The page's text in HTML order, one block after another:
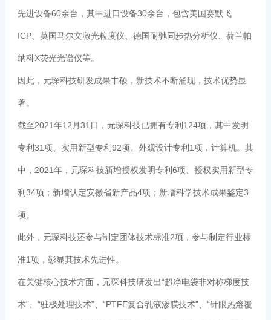
先进设备60余台，其中进口设备30余台，包含美国赛默飞
ICP、英国马尔文激光粒度仪、德国耐驰同步热分析仪、荷兰帕
纳科X荧光光谱仪等。
因此，元琛科技研发成果丰硕，新技术不断涌现，技术优势显
著。
截至2021年12月31日，元琛科技已拥有专利124项，其中发明
专利31项、实用新型专利92项、外观设计专利1项，计算机。其
中，2021年，元琛科技新增授权发明专利6项、授权实用新型专
利34项；新增认定安徽省新产品4项；新增科学技术成果鉴定3
项。
此外，元琛科技还参与制定团体技术标准2项，参与制定行业标
准1项，彰显其技术先进性。
在关键核心技术方面，元琛科技研发出“超净电袋非对称梯度技
术”、“驻极处理技术”、“PTFE复合乳液渗膜技术”、“针眼热熔覆